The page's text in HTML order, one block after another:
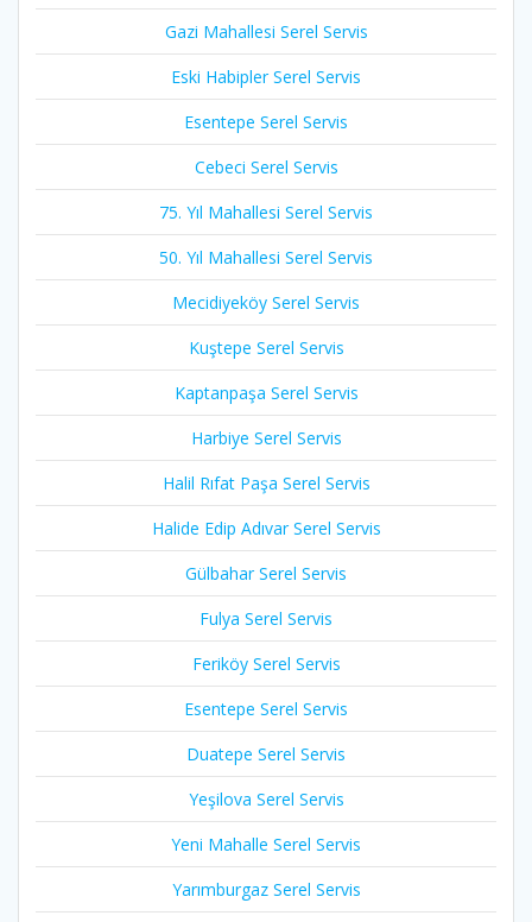
Gazi Mahallesi Serel Servis
Eski Habipler Serel Servis
Esentepe Serel Servis
Cebeci Serel Servis
75. Yıl Mahallesi Serel Servis
50. Yıl Mahallesi Serel Servis
Mecidiyeköy Serel Servis
Kuştepe Serel Servis
Kaptanpaşa Serel Servis
Harbiye Serel Servis
Halil Rıfat Paşa Serel Servis
Halide Edip Adıvar Serel Servis
Gülbahar Serel Servis
Fulya Serel Servis
Feriköy Serel Servis
Esentepe Serel Servis
Duatepe Serel Servis
Yeşilova Serel Servis
Yeni Mahalle Serel Servis
Yarımburgaz Serel Servis